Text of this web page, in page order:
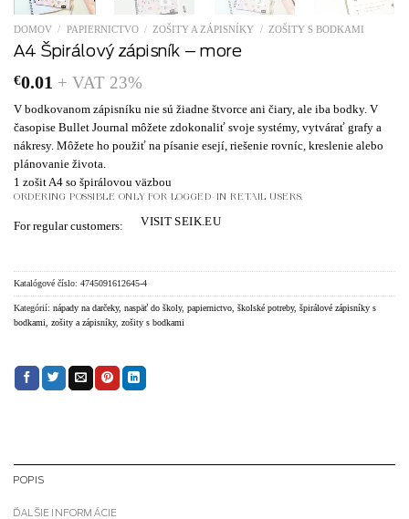
DOMOV / PAPIERNICTVO / ZOŠITY A ZÁPISNÍKY / ZOŠITY S BODKAMI
A4 Špirálový zápisník – more
€0.01 + VAT 23%
V bodkovanom zápisníku nie sú žiadne štvorce ani čiary, ale iba bodky. V
časopise Bullet Journal môžete zdokonaliť svoje systémy, vytvárať grafy a
nákresy. Môžete ho použiť na písanie esejí, riešenie rovníc, kreslenie alebo
plánovanie života.
1 zošit A4 so špirálovou väzbou
ORDERING POSSIBLE ONLY FOR LOGGED-IN RETAIL USERS.
For regular customers: VISIT SEIK.EU
Katalógové číslo: 4745091612645-4
Kategórií: nápady na darčeky, naspäť do školy, papiernictvo školské potreby, špirálové zápisníky s
bodkami
zošity a zápisníky, zošity s bodkami
POPIS
ĎALŠIE INFORMÁCIE